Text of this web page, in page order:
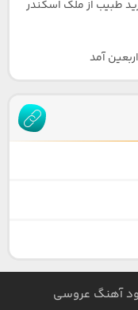
طبیب از ملک اسکندر
آمد
آهنگ عروسی